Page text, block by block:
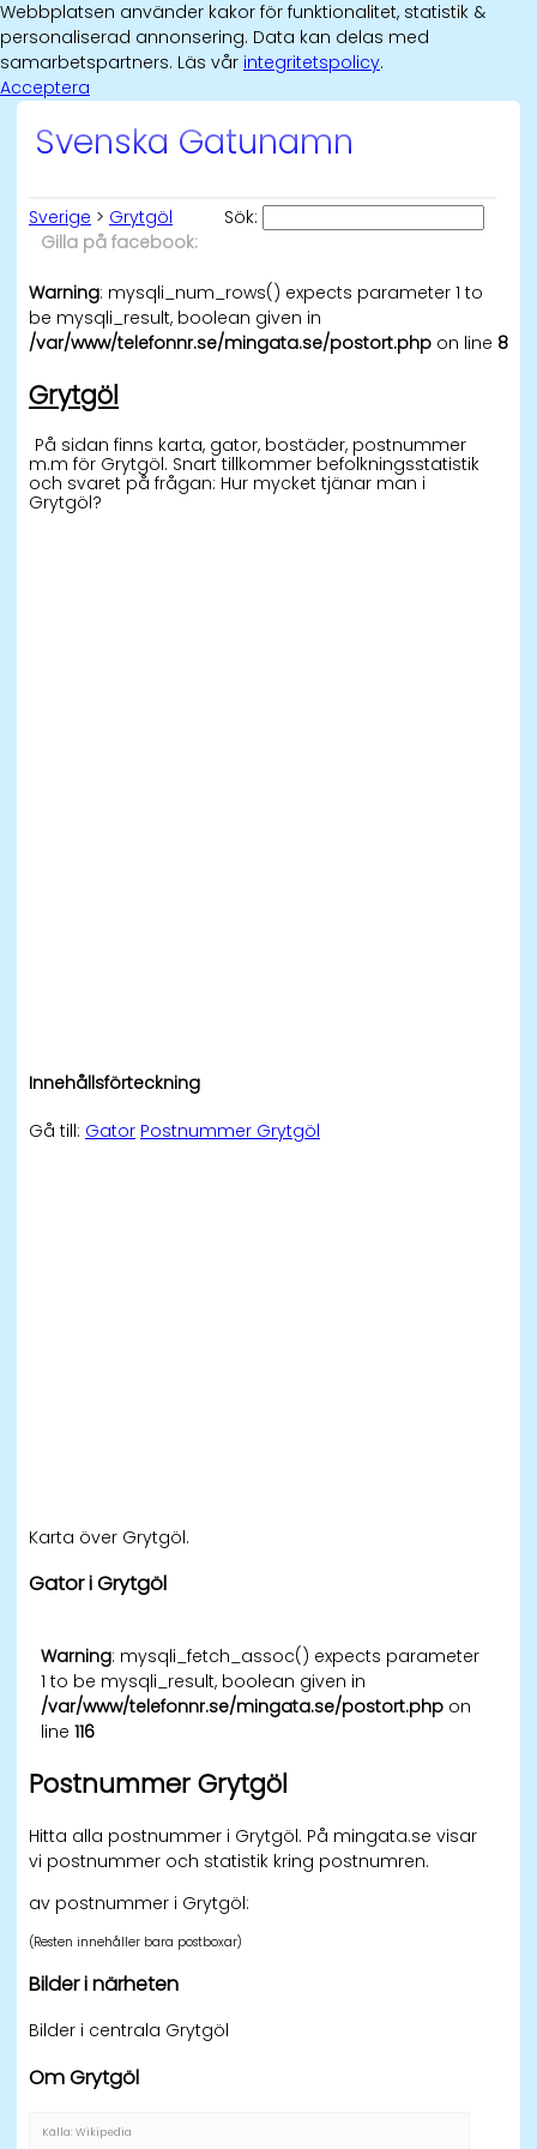
Webbplatsen använder kakor för funktionalitet, statistik &
personaliserad annonsering. Data kan delas med
samarbetspartners. Läs vår integritetspolicy.
Acceptera
Svenska Gatunamn
Sverige > Grytgöl
Sök:
Gilla på facebook:
Warning: mysqli_num_rows() expects parameter 1 to
be mysqli_result, boolean given in
/var/www/telefonnr.se/mingata.se/postort.php on line 8
Grytgöl
På sidan finns karta, gator, bostäder, postnummer
m.m för Grytgöl. Snart tillkommer befolkningsstatistik
och svaret på frågan: Hur mycket tjänar man i
Grytgöl?
Innehållsförteckning
Gå till: Gator Postnummer Grytgöl
Karta över Grytgöl.
Gator i Grytgöl
Warning: mysqli_fetch_assoc() expects parameter
1 to be mysqli_result, boolean given in
/var/www/telefonnr.se/mingata.se/postort.php on
line 116
Postnummer Grytgöl
Hitta alla postnummer i Grytgöl. På mingata.se visar
vi postnummer och statistik kring postnumren.
av postnummer i Grytgöl:
(Resten innehåller bara postboxar)
Bilder i närheten
Bilder i centrala Grytgöl
Om Grytgöl
Källa: Wikipedia